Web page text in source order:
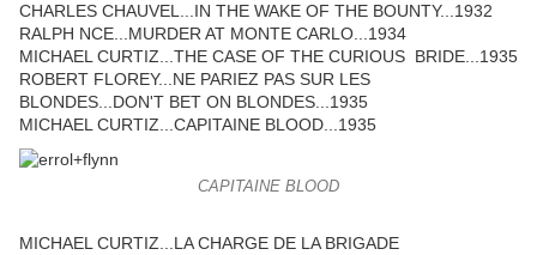
CHARLES CHAUVEL...IN THE WAKE OF THE BOUNTY...1932
RALPH NCE...MURDER AT MONTE CARLO...1934
MICHAEL CURTIZ...THE CASE OF THE CURIOUS BRIDE...1935
ROBERT FLOREY...NE PARIEZ PAS SUR LES
BLONDES...DON'T BET ON BLONDES...1935
MICHAEL CURTIZ...CAPITAINE BLOOD...1935
CAPITAINE BLOOD
MICHAEL CURTIZ...LA CHARGE DE LA BRIGADE